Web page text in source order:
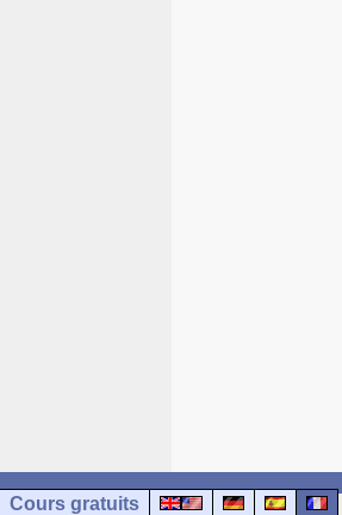
Cours gratuits